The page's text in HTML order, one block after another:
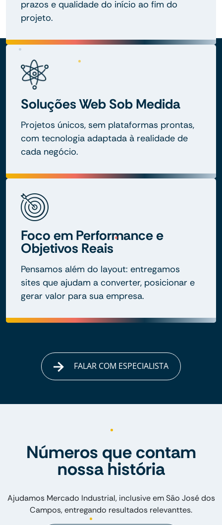
prazos e qualidade do início ao fim do
projeto.
Soluções Web Sob Medida
Projetos únicos, sem plataformas prontas,
com tecnologia adaptada à realidade de
cada negócio.
Foco em Performance e
Objetivos Reais
Pensamos além do layout: entregamos
sites que ajudam a converter, posicionar e
gerar valor para sua empresa.
FALAR COM ESPECIALISTA
Números que contam
nossa história
Ajudamos Mercado Industrial, inclusive em São José dos
Campos, entregando resultados relevanttes.